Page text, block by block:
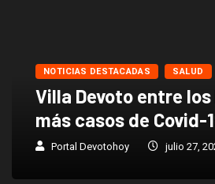
NOTICIAS DESTACADAS SALUD
Villa Devoto entre
más casos de Covid-
Portal Devotohoy julio 27,